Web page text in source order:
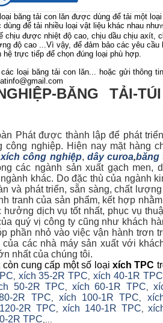
băng tải con lăn được dùng để tải một
để tải nhiều loại vật liệu khác nhau như
chịu được nhiệt độ cao, chịu dầu chịu axít,
độ cao ...Vì vậy, để đảm bảo các yêu
trực tiếp để chọn đúng loại phù hợp.
loại băng tải con lăn... hoặc gửi thông
BĂNG TẢI-
Phát được thành lập để phát
công nghiệp. Hiện nay mặt hàng
xích công nghiệp, dây curoa,băng
các ngành sản xuất gạch men,
khác. Do đặc thù của ngành
và phát triển, sẵn sàng, chất
tranh của sản phẩm, kết hợp
dịch vụ tốt nhất, phục vụ
quý vị công ty cũng như khách
phần nhỏ vào việc vận hành trơn
các nhà máy sản xuất với
nhất của chúng tôi.
cung cấp một số loại xích TPC
, xích 35-2R TPC, xích 40-1R TPC
50-2R TPC, xích 60-1R TPC,
2R TPC, xích 100-1R TPC,
2R TPC,xích 140-1R TPC,
2R TPC,...